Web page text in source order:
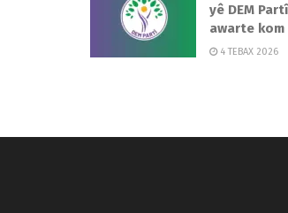
yê DEM
awarte kom
4 TEBAX 2026